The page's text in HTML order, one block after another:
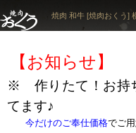
焼肉 和牛 [焼肉おくう]
【お知らせ】
※ 作りたて！お持
てます♪
今だけのご奉仕価格でご用